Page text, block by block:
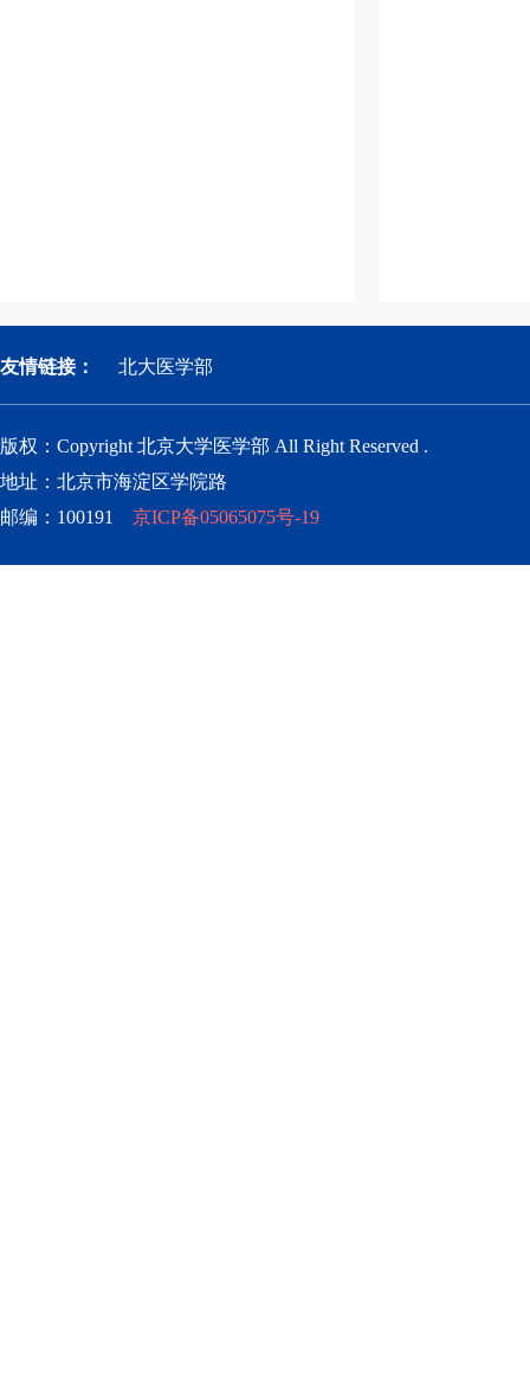
友情链接： 北大医学部
版权：Copyright 北京大学医学部 All Right Reserved .
地址：北京市海淀区学院路
邮编：100191
京ICP备05065075号-19